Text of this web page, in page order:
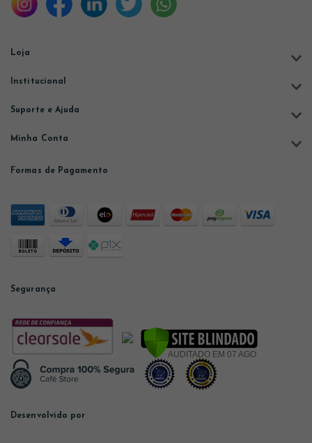
Loja
Institucional
Suporte e Ajuda
Minha Conta
Formas de Pagamento
Segurança
Desenvolvido por